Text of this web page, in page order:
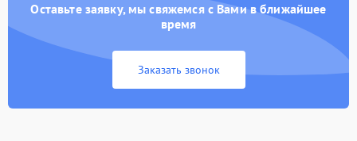
Оставьте заявку, мы свяжемся с Вами в ближайшее
время
Заказать звонок